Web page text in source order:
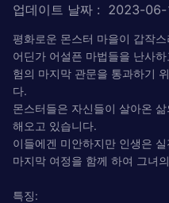
업데이트 날짜 : 2023-06-
평화로운 몬스터 마을이 갑작
어딘가 어설픈 마법들을 난사
험의 마지막 관문을 통과하기
다.
몬스터들은 자신들이 살아온
해오고 있습니다.
이들에겐 미안하지만 인생은
마지막 여정을 함께 하여 그녀
특징: